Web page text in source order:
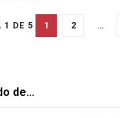
1 DE 5 1 2 …
de…